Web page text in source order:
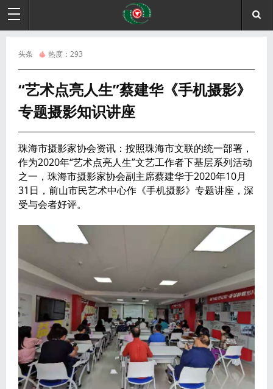
头条 热度： 293
“艺术点亮人生”蔡建华《手机摄影》
专题摄影知识讲座
珠海市摄影家协会资讯：按照珠海市文联的统一部署，
作为2020年“艺术点亮人生”文艺工作者下基层系列活动
之一，珠海市摄影家协会副主席蔡建华于2020年10月
31日，前山市民艺术中心作《手机摄影》专题讲座，深
受与会者好评。